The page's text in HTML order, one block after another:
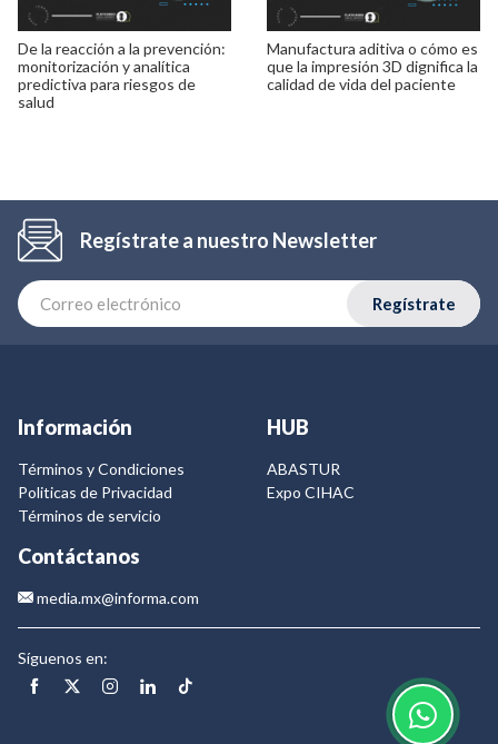
De la reacción a la prevención:
monitorización y analítica
predictiva para riesgos de
salud
Manufactura aditiva o cómo es
que la impresión 3D dignifica la
calidad de vida del paciente
Regístrate a nuestro Newsletter
Regístrate
Información
Términos y Condiciones
Politicas de Privacidad
Términos de servicio
HUB
ABASTUR
Expo CIHAC
Contáctanos
media.mx@informa.com
Síguenos en: